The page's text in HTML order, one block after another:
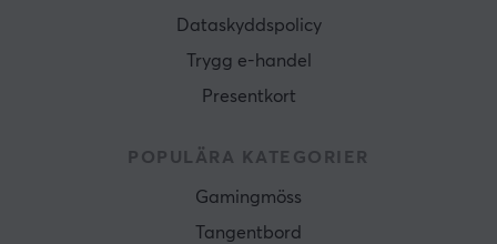
Dataskyddspolicy
Trygg e-handel
Presentkort
POPULÄRA KATEGORIER
Gamingmöss
Tangentbord